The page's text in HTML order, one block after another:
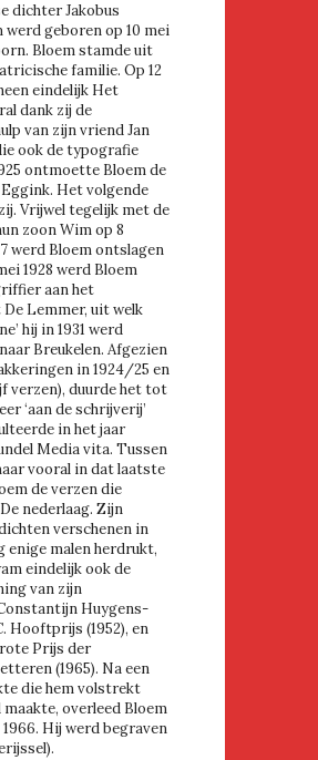
dichter Jakobus
werd geboren op 10 mei
Bloem stamde uit
familie. Op 12
eindelijk Het
dank zij de
van zijn vriend Jan
ook de typografie
ontmoette Bloem de
Het volgende
Vrijwel tegelijk met de
zoon Wim op 8
werd Bloem ontslagen
1928 werd Bloem
aan het
Lemmer, uit welk
hij in 1931 werd
Breukelen. Afgezien
in 1924/25 en
verzen), duurde het tot
‘aan de schrijverij’
in het jaar
Media vita. Tussen
vooral in dat laatste
de verzen die
nederlaag. Zijn
verschenen in
enige malen herdrukt,
eindelijk ook de
van zijn
Huygens-
Hooftprijs (1952), en
Prijs der
(1965). Na een
die hem volstrekt
maakte, overleed Bloem
1966. Hij werd begraven